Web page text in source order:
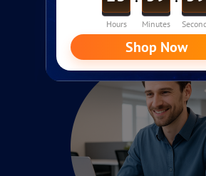
trasferimento cloud non è mai